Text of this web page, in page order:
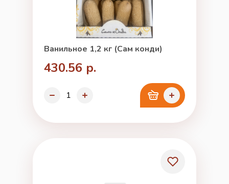
Ванильное 1,2 кг (Сам конди)
430.56 р.